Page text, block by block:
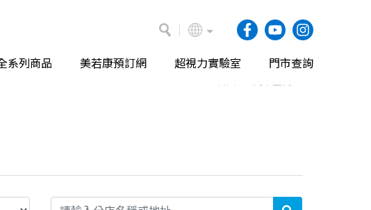
系列商品 美若康預訂網 超視力實驗室 門市查詢